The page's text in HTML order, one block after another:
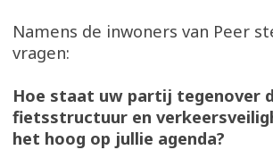
Namens de inwoners van Peer
vragen:
Hoe staat uw partij tegenover
fietsstructuur en
het hoog op jullie agenda?